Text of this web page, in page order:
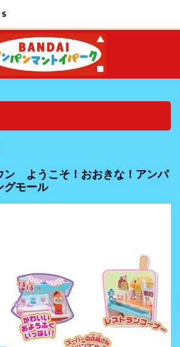
ン ようこそ！おおきな！アンパ
グモール